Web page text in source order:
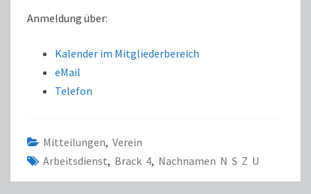
Anmeldung über:
Kalender im Mitgliederbereich
eMail
Telefon
Mitteilungen, Verein
Arbeitsdienst, Brack 4, Nachnamen N S Z U